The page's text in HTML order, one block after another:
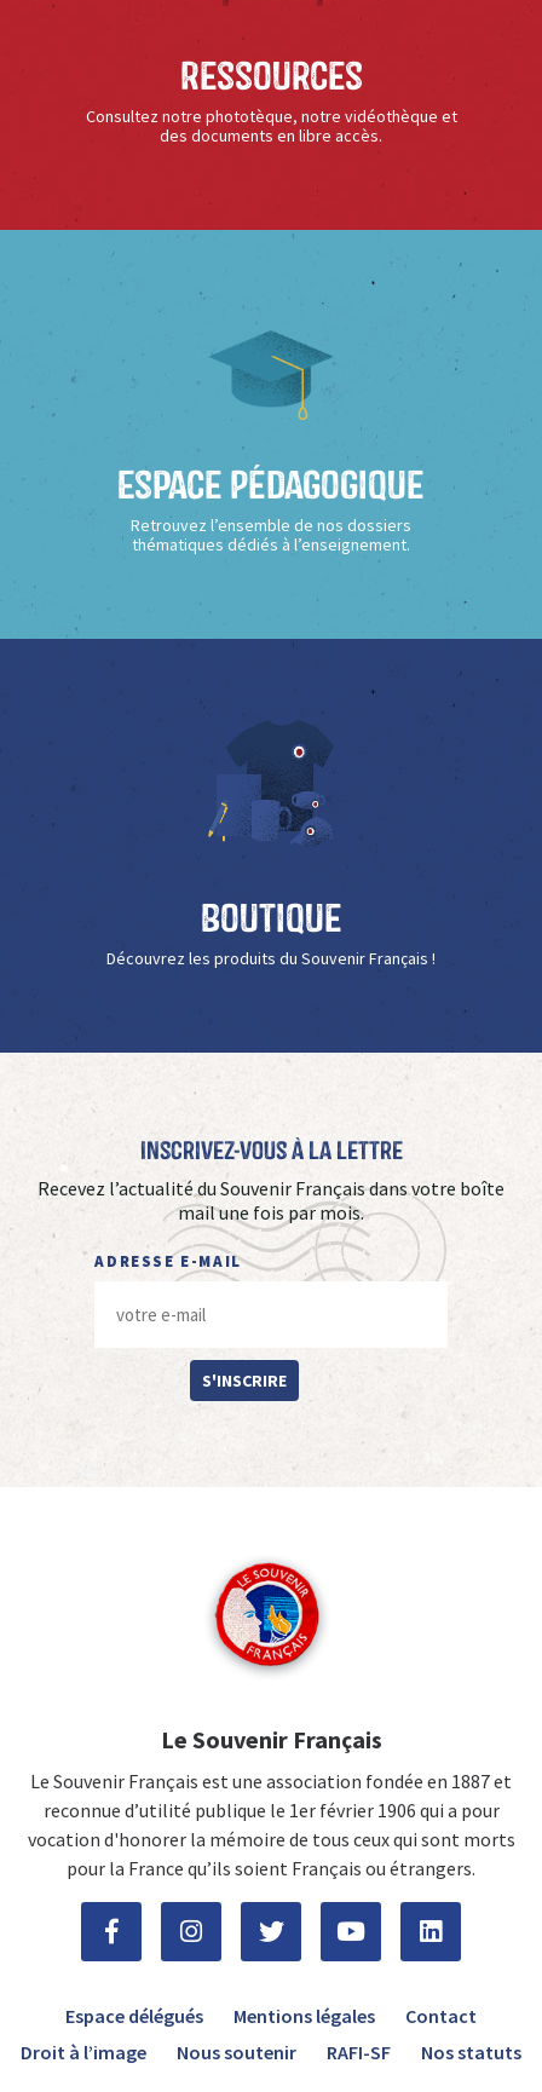
Ressources
Consultez notre phototèque, notre vidéothèque et
des documents en libre accès.
Espace Pédagogique
Retrouvez l’ensemble de nos dossiers
thématiques dédiés à l’enseignement.
Boutique
Découvrez les produits du Souvenir Français !
Inscrivez-vous à La Lettre
Recevez l’actualité du Souvenir Français dans votre boîte
mail une fois par mois.
ADRESSE E-MAIL
S'INSCRIRE
Le Souvenir Français
Le Souvenir Français est une association fondée en 1887 et
reconnue d’utilité publique le 1er février 1906 qui a pour
vocation d'honorer la mémoire de tous ceux qui sont morts
pour la France qu’ils soient Français ou étrangers.
Espace délégués Mentions légales
Contact
Droit à l’image
Nous soutenir RAFI-SF Nos statuts